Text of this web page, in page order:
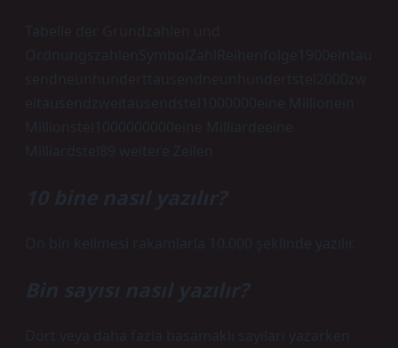
Tabelle der Grundzahlen und
OrdnungszahlenSymbolZahlReihenfolge1900eintau
sendneunhunderttausendneunhundertstel2000zw
eitausendzweitausendstel1000000eine Millionein
Millionstel1000000000eine Milliardeeine
Milliardstel89 weitere Zeilen
10 bine nasıl yazılır?
On bin kelimesi rakamlarla 10.000 şeklinde yazılır.
Bin sayısı nasıl yazılır?
Dört veya daha fazla basamaklı sayıları yazarken